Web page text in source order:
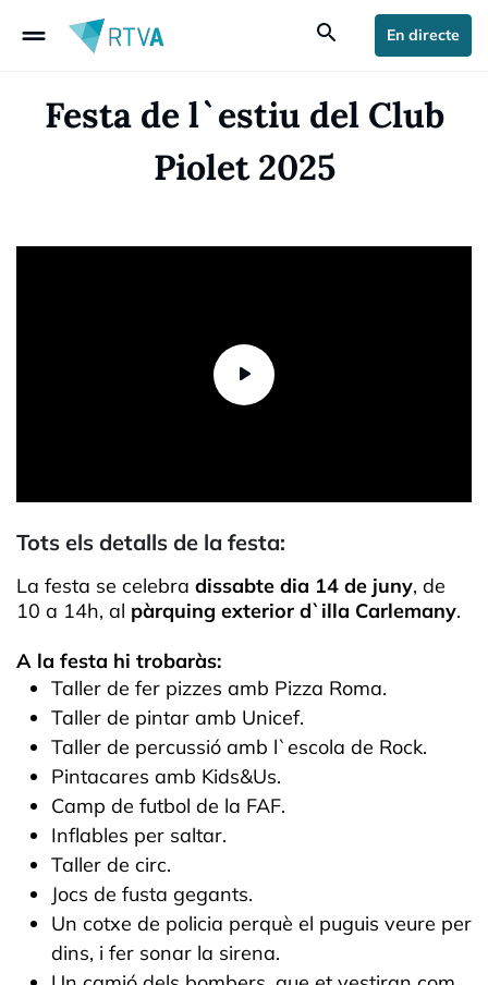
drag_handle search En directe
Festa de l`estiu del Club
Piolet 2025
Tots els detalls de la festa:
La festa se celebra dissabte dia 14 de juny, de
10 a 14h, al pàrquing exterior d`illa Carlemany.
A la festa hi trobaràs:
Taller de fer pizzes amb Pizza Roma.
Taller de pintar amb Unicef.
Taller de percussió amb l`escola de Rock.
Pintacares amb Kids&Us.
Camp de futbol de la FAF.
Inflables per saltar.
Taller de circ.
Jocs de fusta gegants.
Un cotxe de policia perquè el puguis veure per
dins, i fer sonar la sirena.